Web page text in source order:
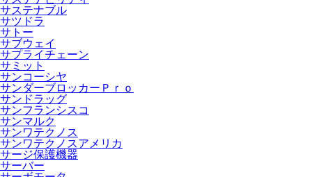
サステナブル
サツドラ
サトー
サブウェイ
サプライチェーン
サミット
サンコーシヤ
サンダーブロッカーＰｒｏ
サンドラッグ
サンフランシスコ
サンマルク
サンワテクノス
サンワテクノスアメリカ
サージ保護機器
サーバー